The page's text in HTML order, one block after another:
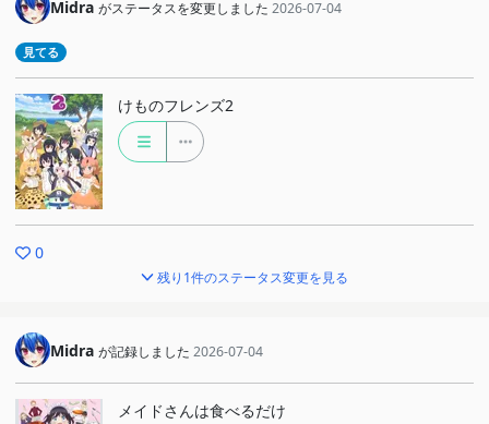
Midra がステータスを変更しました 2026-07-04
見てる
けものフレンズ2
0
残り1件のステータス変更を見る
Midra が記録しました 2026-07-04
メイドさんは食べるだけ